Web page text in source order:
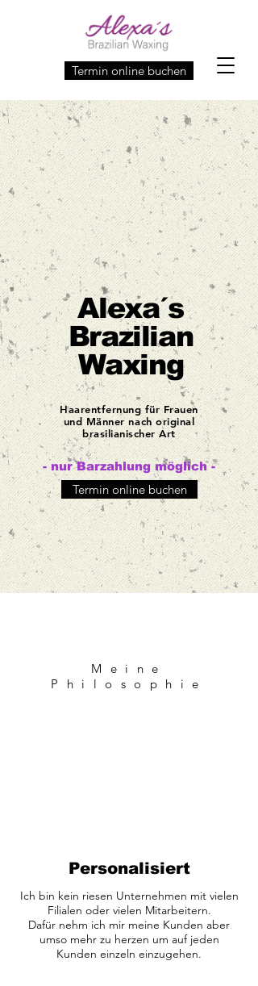
Termin online buchen
Alexa´s
Brazilian
Waxing
Haarentfernung für Frauen
und Männer nach original
brasilianischer Art
- nur Barzahlung möglich -
Termin online buchen
Meine
Philosophie
Personalisiert
Ich bin kein riesen Unternehmen mit vielen
Filialen oder vielen Mitarbeitern.
Dafür nehm ich mir meine Kunden aber
umso mehr zu herzen um auf jeden
Kunden einzeln einzugehen.